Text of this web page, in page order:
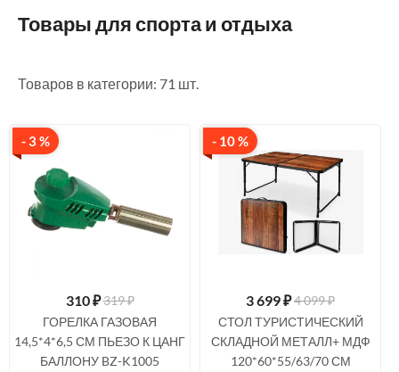
Товары для спорта и отдыха
Товаров в категории: 71 шт.
- 3 %
310₽319 ₽
ГОРЕЛКА ГАЗОВАЯ
14,5*4*6,5 СМ ПЬЕЗО К ЦАНГ
БАЛЛОНУ BZ-K1005
- 10 %
3 699₽4 099 ₽
СТОЛ ТУРИСТИЧЕСКИЙ
СКЛАДНОЙ МЕТАЛЛ+ МДФ
120*60*55/63/70 СМ